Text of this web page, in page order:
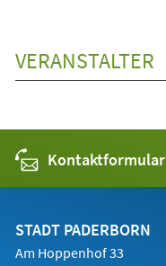
VERANSTALTER
Kontaktformular
STADT PADERBORN
Am Hoppenhof 33